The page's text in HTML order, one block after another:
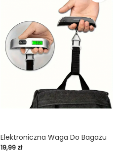
Elektroniczna Waga Do Bagażu
Cena
19,99 zł
shopping_cart